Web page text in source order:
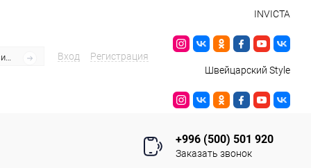
Вход Регистрация
INVICTA
Швейцарский Style
+996 (500) 501 920
Заказать звонок